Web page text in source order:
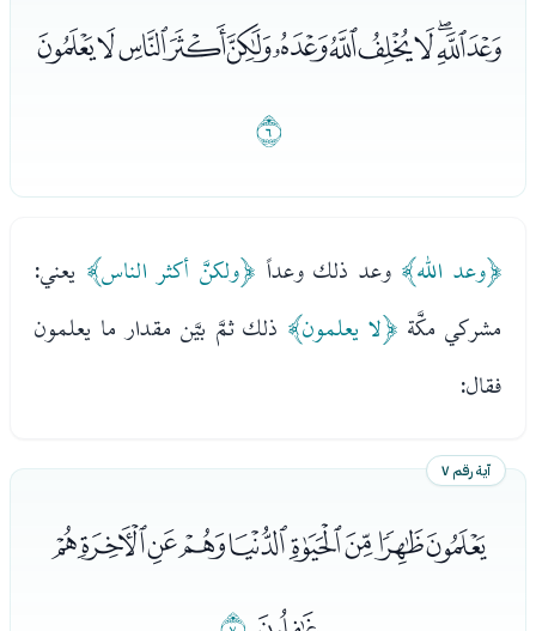
ﭑﭒﭓﭔﭕﭖﭗﭘﭙﭚﭛﭜ
ﭝ
﴿وعد الله﴾ وعد ذلك وعداً﴿ولكنَّ أكثر الناس﴾ يعني:
مشركي مكَّة ﴿لا يعلمون﴾ ذلك ثمَّ بيَّن مقدار ما يعلمون
فقال:
آية رقم ٧
ﭞﭟﭠﭡﭢﭣﭤﭥﭦ